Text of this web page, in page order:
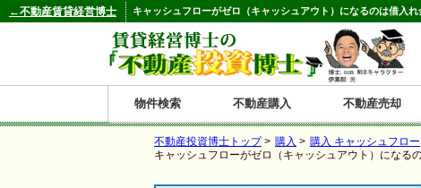
キャッシュフローがゼロ（キャッシュアウト）になるのは借入
物件検索
都道府県別の収益物件一覧
不動産購入 不動産売却
←不動産賃貸経営博士
不動産投資博士トップ> 購入 > 購入 キャッシュフロー
キャッシュフローがゼロ（キャッシュアウト）になる